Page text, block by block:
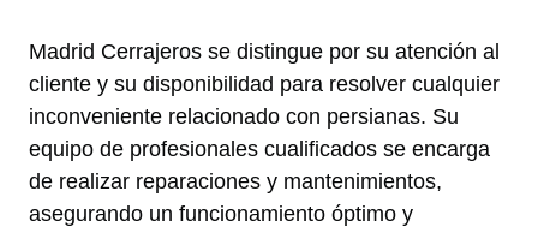
Madrid Cerrajeros se distingue por su atención al
cliente y su disponibilidad para resolver cualquier
inconveniente relacionado con persianas. Su
equipo de profesionales cualificados se encarga
de realizar reparaciones y mantenimientos,
asegurando un funcionamiento óptimo y